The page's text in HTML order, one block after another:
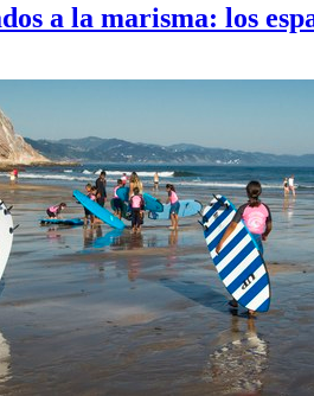
a la marisma: los